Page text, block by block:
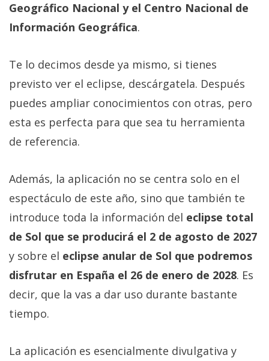
Geográfico Nacional y el Centro Nacional de
Información Geográfica.
Te lo decimos desde ya mismo, si tienes
previsto ver el eclipse, descárgatela. Después
puedes ampliar conocimientos con otras, pero
esta es perfecta para que sea tu herramienta
de referencia.
Además, la aplicación no se centra solo en el
espectáculo de este año, sino que también te
introduce toda la información del eclipse total
de Sol que se producirá el 2 de agosto de 2027
y sobre el eclipse anular de Sol que podremos
disfrutar en España el 26 de enero de 2028. Es
decir, que la vas a dar uso durante bastante
tiempo.
La aplicación es esencialmente divulgativa y